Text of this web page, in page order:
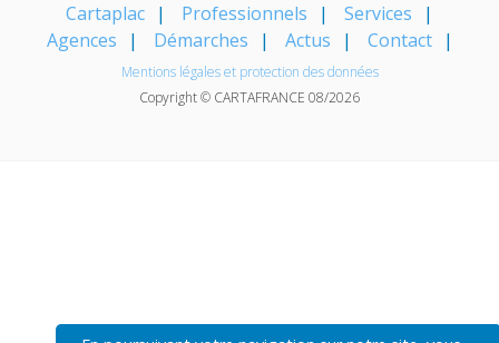
Cartaplac Professionnels
Services
Agences
Démarches Actus Contact
Mentions légales et protection des données
Copyright © CARTAFRANCE 08/2026